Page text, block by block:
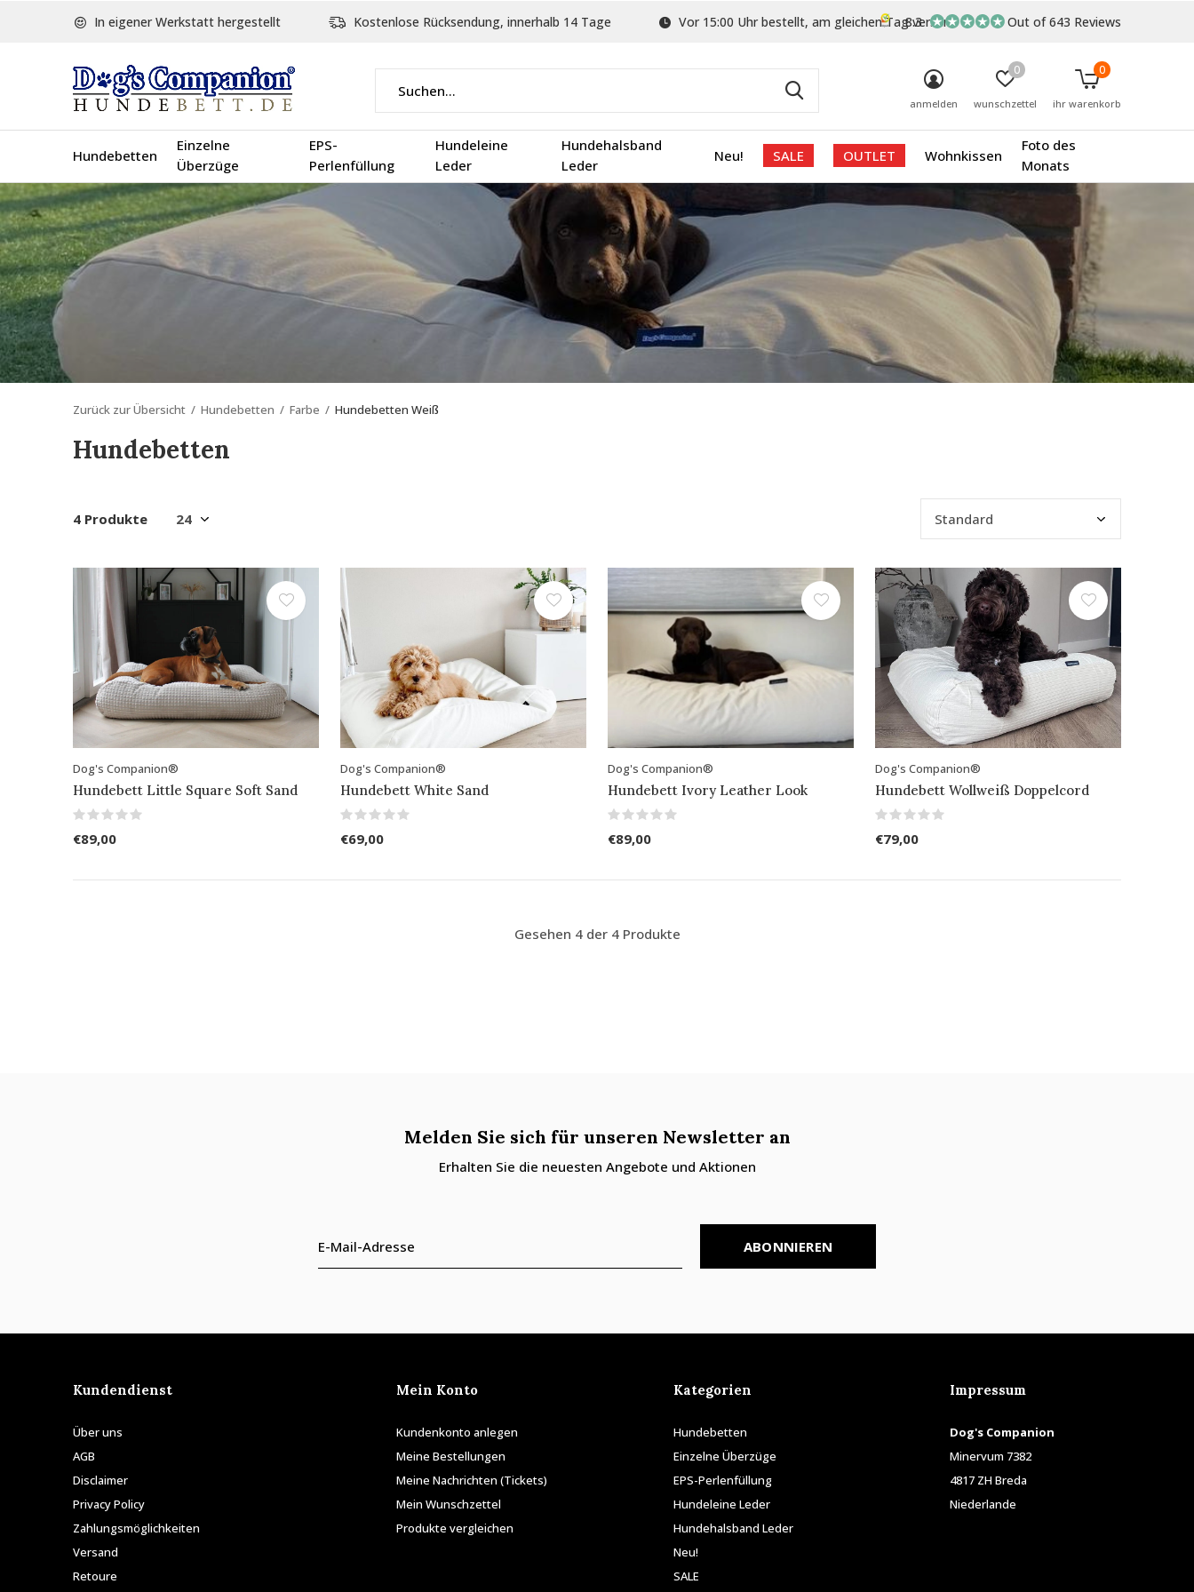
Hundebetten
Einzelne
Überzüge
EPS-
Perlenfüllung
Hundeleine
Leder
Hundehalsband
Leder
Neu! SALE OUTLET Wohnkissen
Foto des
Monats
anmelden wunschzettel
0
ihr warenkorb
0
In eigener Werkstatt hergestellt Kostenlose Rücksendung, innerhalb 14 Tage Vor 15:00 Uhr bestellt, am gleichen Tag versand
8.3 Out of 643 Reviews
Zurück zur Übersicht Hundebetten Farbe Hundebetten Weiß
Hundebetten
4 Produkte
Dog's Companion®
Hundebett Little Square Soft Sand
€89,00
Dog's Companion®
Hundebett White Sand
€69,00
Dog's Companion®
Hundebett Ivory Leather Look
€89,00
Dog's Companion®
Hundebett Wollweiß Doppelcord
€79,00
Gesehen 4 der 4 Produkte
Melden Sie sich für unseren Newsletter an
Erhalten Sie die neuesten Angebote und Aktionen
ABONNIEREN
Kundendienst
Über uns
AGB
Disclaimer
Privacy Policy
Zahlungsmöglichkeiten
Versand
Retoure
Mein Konto
Kundenkonto anlegen
Meine Bestellungen
Meine Nachrichten (Tickets)
Mein Wunschzettel
Produkte vergleichen
Kategorien
Hundebetten
Einzelne Überzüge
EPS-Perlenfüllung
Hundeleine Leder
Hundehalsband Leder
Neu!
SALE
Impressum
Dog's Companion
Minervum 7382
4817 ZH Breda
Niederlande